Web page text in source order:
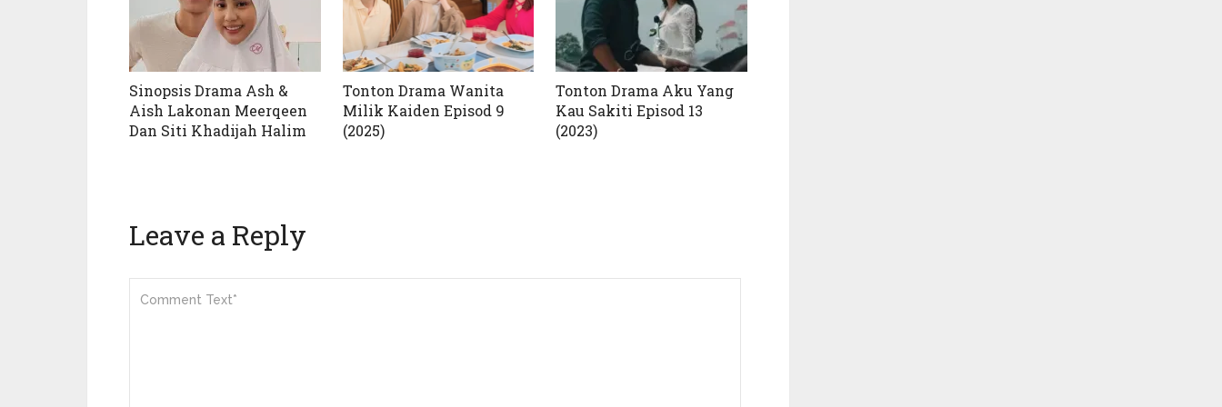
Sinopsis Drama Ash &
Aish Lakonan Meerqeen
Dan Siti Khadijah Halim
Tonton Drama Wanita
Milik Kaiden Episod 9
(2025)
Tonton Drama Aku Yang
Kau Sakiti Episod 13
(2023)
Leave a Reply